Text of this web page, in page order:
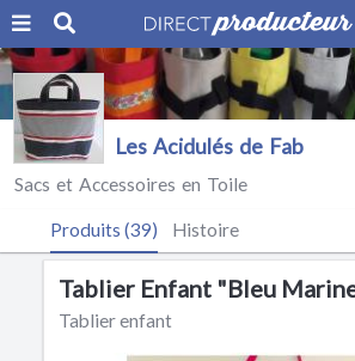
Les Acidulés de Fab
Sacs et Accessoires en Toile
Produits (39) Histoire
Tablier Enfant "Bleu
Tablier enfant